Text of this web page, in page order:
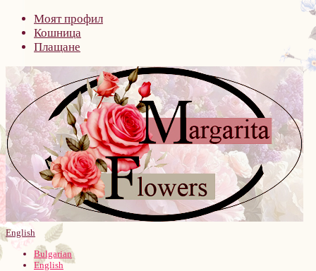
Моят профил
Кошница
Плащане
English
Bulgarian
English